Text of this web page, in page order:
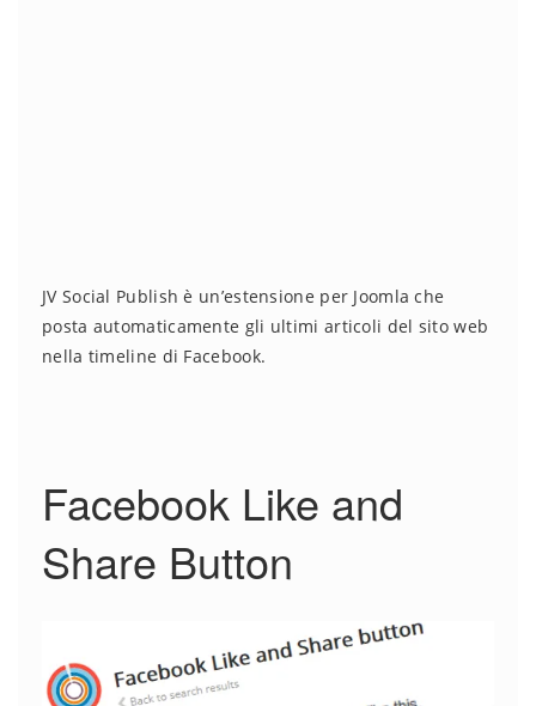
JV Social Publish è un’estensione per Joomla che
posta automaticamente gli ultimi articoli del sito web
nella timeline di Facebook.
Facebook Like and
Share Button